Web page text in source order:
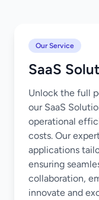
Our Service
SaaS
Unlock the full
our SaaS
operational
costs. Our
applications
ensuring
collaboration,
innovate and